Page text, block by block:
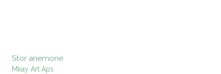
Stor anemone
Mkay Art Aps